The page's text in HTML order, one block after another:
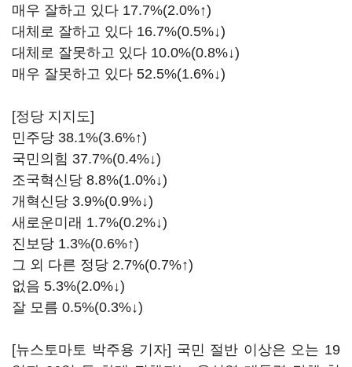
매우 잘하고 있다 17.7%(2.0%↑)
대체로 잘하고 있다 16.7%(0.5%↓)
대체로 잘못하고 있다 10.0%(0.8%↓)
매우 잘못하고 있다 52.5%(1.6%↓)
[정당 지지도]
민주당 38.1%(3.6%↑)
국민의힘 37.7%(0.4%↓)
조국혁신당 8.8%(1.0%↓)
개혁신당 3.9%(0.9%↓)
새로운미래 1.7%(0.2%↓)
진보당 1.3%(0.6%↑)
그 외 다른 정당 2.7%(0.7%↑)
없음 5.3%(2.0%↓)
잘 모름 0.5%(0.3%↓)
[뉴스토마토 박주용 기자] 국민 절반 이상은 오는 19